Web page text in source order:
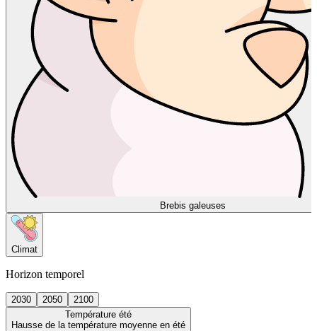
Brebis galeuses
Climat
Horizon temporel
2030 2050
2100
Température été
Hausse de la température moyenne en été